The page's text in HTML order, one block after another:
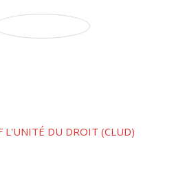
L'UNITÉ DU DROIT (CLUD)